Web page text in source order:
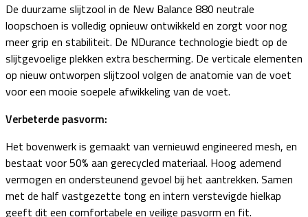
De duurzame slijtzool in de New Balance 880 neutrale
loopschoen is volledig opnieuw ontwikkeld en zorgt voor nog
meer grip en stabiliteit. De NDurance technologie biedt op de
slijtgevoelige plekken extra bescherming. De verticale elementen
op nieuw ontworpen slijtzool volgen de anatomie van de voet
voor een mooie soepele afwikkeling van de voet.
Verbeterde pasvorm:
Het bovenwerk is gemaakt van vernieuwd engineered mesh, en
bestaat voor 50% aan gerecycled materiaal. Hoog ademend
vermogen en ondersteunend gevoel bij het aantrekken. Samen
met de half vastgezette tong en intern verstevigde hielkap
geeft dit een comfortabele en veilige pasvorm en fit.